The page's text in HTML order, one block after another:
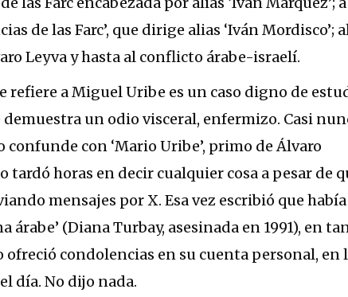
de las Farc’, que dirige alias ‘Iván Mordisco’;
Leyva y hasta al conflicto árabe-israelí.
refiere a Miguel Uribe es un caso digno de
un odio visceral, enfermizo. Casi
con ‘Mario Uribe’, primo de Álvaro
tardó horas en decir cualquier cosa a pesar de
mensajes por X. Esa vez escribió que había
árabe’ (Diana Turbay, asesinada en 1991), en
ofreció condolencias en su cuenta personal, en
día. No dijo nada.